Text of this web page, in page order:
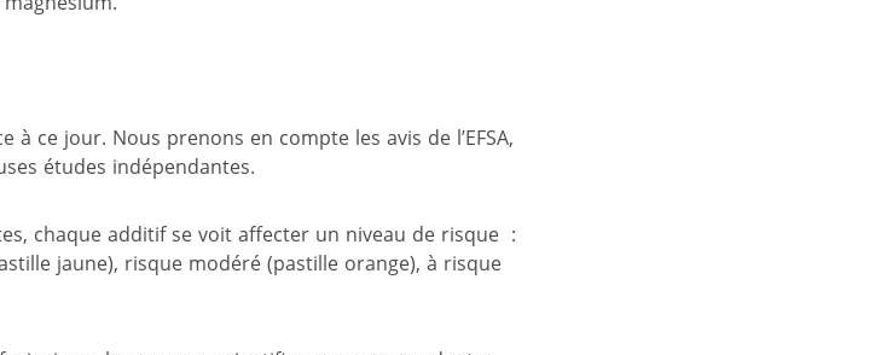
à ce jour. Nous prenons en compte les avis de l’EFSA,
études indépendantes.
chaque additif se voit affecter un niveau de risque :
jaune), risque modéré (pastille orange), à risque